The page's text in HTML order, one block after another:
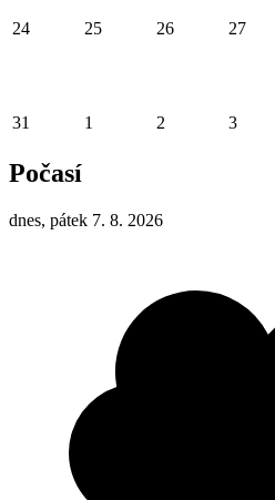
24 25 26 27
31 1 2 3
Počasí
dnes, pátek 7. 8. 2026